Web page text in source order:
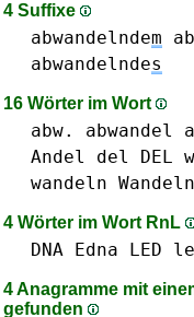
4 Suffixe
abwandelndem
abwandelndes
16 Wörter im Wort
abw. abwandel
Andel
del DEL
wandeln Wandeln
4 Wörter im Wort RnL
DNA Edna LED
4 Anagramme mit
gefunden